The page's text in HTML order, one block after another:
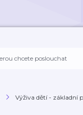
Výživa dětí - základní